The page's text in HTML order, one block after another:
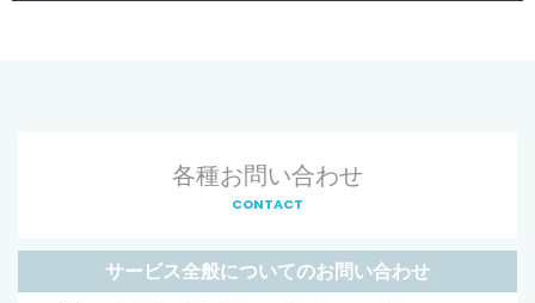
各種お問い合わせ
CONTACT
サービス全般についてのお問い合わせ